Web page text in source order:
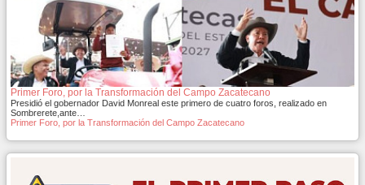
Primer Foro, por la Transformación del Campo Zacatecano
Presidió el gobernador David Monreal este primero de cuatro foros, realizado en
Sombrerete,ante…
Primer Foro, por la Transformación del Campo Zacatecano